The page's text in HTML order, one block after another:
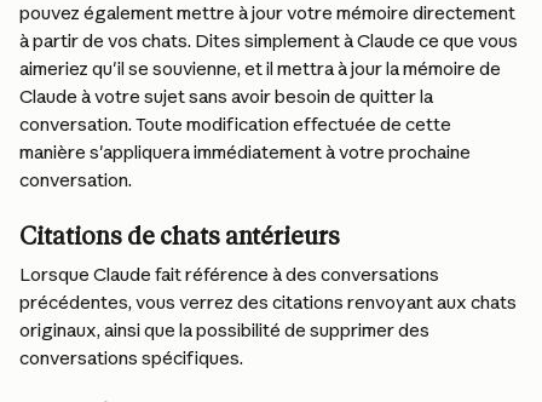
pouvez également mettre à jour votre mémoire directement
à partir de vos chats. Dites simplement à Claude ce que vous
aimeriez qu'il se souvienne, et il mettra à jour la mémoire de
Claude à votre sujet sans avoir besoin de quitter la
conversation. Toute modification effectuée de cette
manière s'appliquera immédiatement à votre prochaine
conversation.
Citations de chats antérieurs
Lorsque Claude fait référence à des conversations
précédentes, vous verrez des citations renvoyant aux chats
originaux, ainsi que la possibilité de supprimer des
conversations spécifiques.